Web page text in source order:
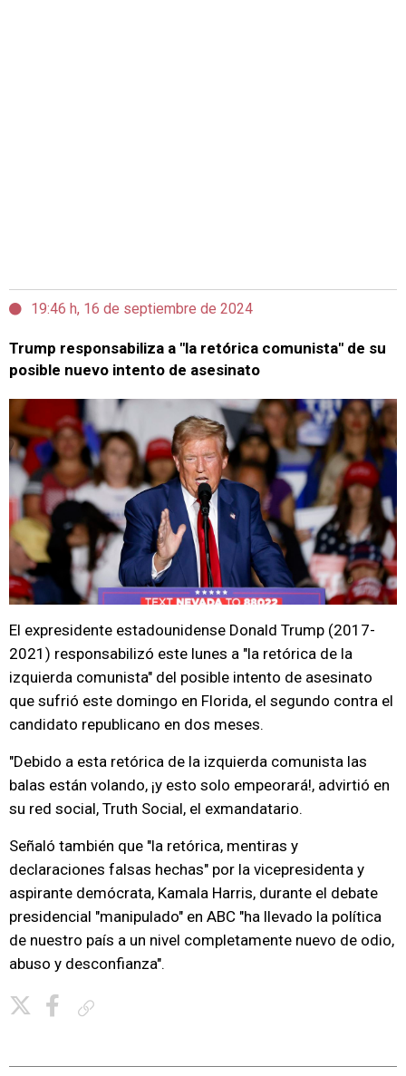
19:46 h, 16 de septiembre de 2024
Trump responsabiliza a "la retórica comunista" de su
posible nuevo intento de asesinato
El expresidente estadounidense Donald Trump (2017-
2021) responsabilizó este lunes a "la retórica de la
izquierda comunista" del posible intento de asesinato
que sufrió este domingo en Florida, el segundo contra el
candidato republicano en dos meses.
"Debido a esta retórica de la izquierda comunista las
balas están volando, ¡y esto solo empeorará!, advirtió en
su red social, Truth Social, el exmandatario.
Señaló también que "la retórica, mentiras y
declaraciones falsas hechas" por la vicepresidenta y
aspirante demócrata, Kamala Harris, durante el debate
presidencial "manipulado" en ABC "ha llevado la política
de nuestro país a un nivel completamente nuevo de odio,
abuso y desconfianza".